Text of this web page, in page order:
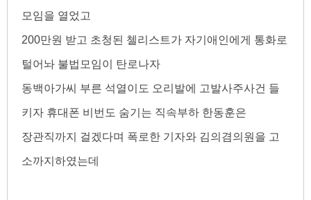
모임을 열었고
200만원 받고 초청된 첼리스트가 자기애인에게 통화로
털어놔 불법모임이 탄로나자
동백아가씨 부른 석열이도 오리발에 고발사주사건 들
키자 휴대폰 비번도 숨기는 직속부하 한동훈은
장관직까지 걸겠다며 폭로한 기자와 김의겸의원을 고
소까지하였는데